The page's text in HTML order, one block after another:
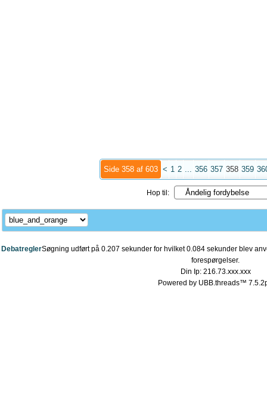
Side 358 af 603 < 1 2 ... 356 357 358 359
Hop til:
DebatreglerSøgning udført på 0.207 sekunder for hvilket 0.084 sekunder blev
forespørgelser.
Din Ip: 216.73.xxx.xxx
Powered by UBB.threads™